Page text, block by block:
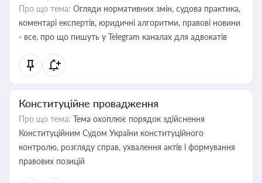
Про що тема: Огляди нормативних змін, судова практика,
коментарі експертів, юридичні алгоритми, правові новини
- все, про що пишуть у Telegram каналах для адвокатів
Конституційне провадження
Про що тема: Тема охоплює порядок здійснення
Конституційним Судом України конституційного
контролю, розгляду справ, ухвалення актів і формування
правових позицій